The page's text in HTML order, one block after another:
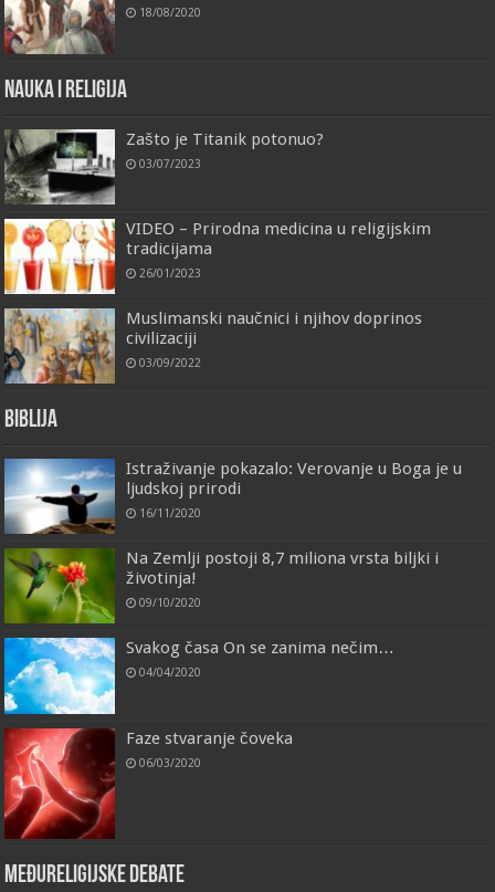
18/08/2020
Nauka i religija
Zašto je Titanik potonuo?
03/07/2023
VIDEO – Prirodna medicina u religijskim
tradicijama
26/01/2023
Muslimanski naučnici i njihov doprinos
civilizaciji
03/09/2022
Biblija
Istraživanje pokazalo: Verovanje u Boga je u
ljudskoj prirodi
16/11/2020
Na Zemlji postoji 8,7 miliona vrsta biljki i
životinja!
09/10/2020
Svakog časa On se zanima nečim…
04/04/2020
Faze stvaranje čoveka
06/03/2020
Međureligijske debate